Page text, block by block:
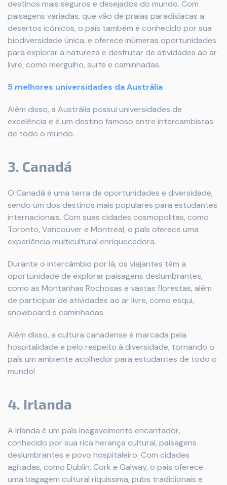
destinos mais seguros e desejados do mundo. Com
paisagens variadas, que vão de praias paradisíacas a
desertos icônicos, o país também é conhecido por sua
biodiversidade única, e oferece inúmeras oportunidades
para explorar a natureza e desfrutar de atividades ao ar
livre, como mergulho, surfe e caminhadas.
5 melhores universidades da Austrália
Além disso, a Austrália possui universidades de
excelência e é um destino famoso entre intercambistas
de todo o mundo.
3. Canadá
O Canadá é uma terra de oportunidades e diversidade,
sendo um dos destinos mais populares para estudantes
internacionais. Com suas cidades cosmopolitas, como
Toronto, Vancouver e Montreal, o país oferece uma
experiência multicultural enriquecedora.
Durante o intercâmbio por lá, os viajantes têm a
oportunidade de explorar paisagens deslumbrantes,
como as Montanhas Rochosas e vastas florestas, além
de participar de atividades ao ar livre, como esqui,
snowboard e caminhadas.
Além disso, a cultura canadense é marcada pela
hospitalidade e pelo respeito à diversidade, tornando o
país um ambiente acolhedor para estudantes de todo o
mundo!
4. Irlanda
A Irlanda é um país inegavelmente encantador,
conhecido por sua rica herança cultural, paisagens
deslumbrantes e povo hospitaleiro. Com cidades
agitadas, como Dublin, Cork e Galway, o país oferece
uma bagagem cultural riquíssima, pubs tradicionais e